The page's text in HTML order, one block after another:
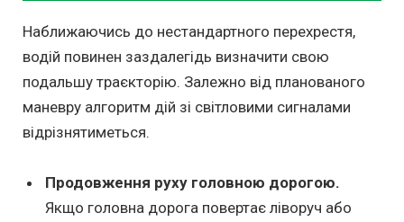
Наближаючись до нестандартного перехрестя,
водій повинен заздалегідь визначити свою
подальшу траєкторію. Залежно від планованого
маневру алгоритм дій зі світловими сигналами
відрізнятиметься.
Продовження руху головною дорогою.
Якщо головна дорога повертає ліворуч або